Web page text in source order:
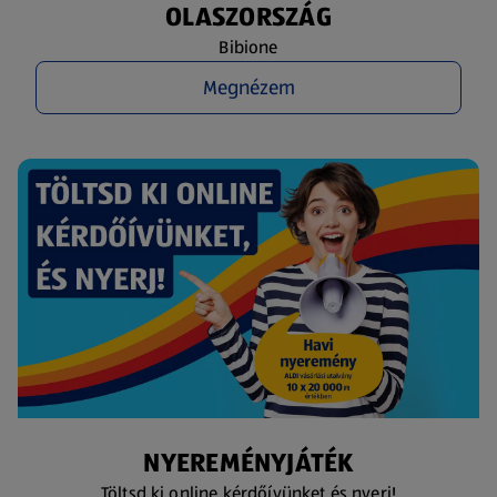
OLASZORSZÁG
Bibione
Megnézem
NYEREMÉNYJÁTÉK